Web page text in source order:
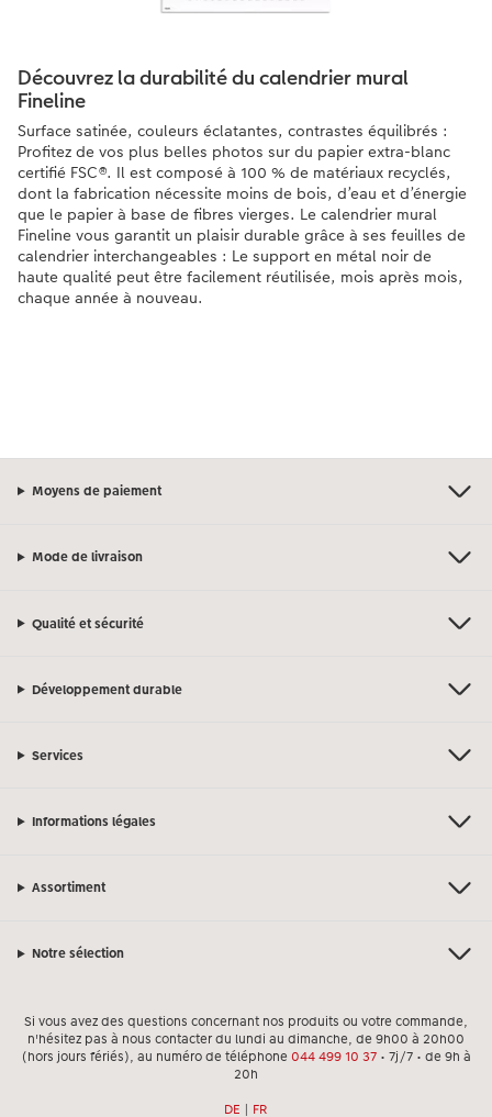
Découvrez la durabilité du calendrier mural
Fineline
Surface satinée, couleurs éclatantes, contrastes équilibrés :
Profitez de vos plus belles photos sur du papier extra-blanc
certifié FSC®. Il est composé à 100 % de matériaux recyclés,
dont la fabrication nécessite moins de bois, d’eau et d’énergie
que le papier à base de fibres vierges. Le calendrier mural
Fineline vous garantit un plaisir durable grâce à ses feuilles de
calendrier interchangeables : Le support en métal noir de
haute qualité peut être facilement réutilisée, mois après mois,
chaque année à nouveau.
Moyens de paiement
Mode de livraison
Qualité et sécurité
Développement durable
Services
Informations légales
Assortiment
Notre sélection
Si vous avez des questions concernant nos produits ou votre commande,
n'hésitez pas à nous contacter du lundi au dimanche, de 9h00 à 20h00
(hors jours fériés), au numéro de téléphone 044 499 10 37• 7j/7 • de 9h à
20h
DE | FR